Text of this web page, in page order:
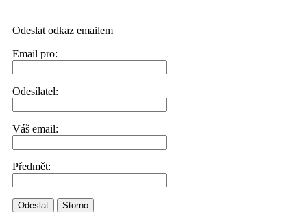
Odeslat odkaz emailem
Email pro:
Odesílatel:
Váš email:
Předmět:
Odeslat Storno